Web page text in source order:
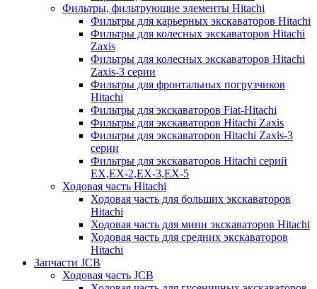
Фильтры, фильтрующие элементы Hitachi
Фильтры для карьерных экскаваторов Hitachi
Фильтры для колесных экскаваторов Hitachi
Zaxis
Фильтры для колесных экскаваторов Hitachi
Zaxis-3 серии
Фильтры для фронтальных погрузчиков
Hitachi
Фильтры для экскаваторов Fiat-Hitachi
Фильтры для экскаваторов Hitachi Zaxis
Фильтры для экскаваторов Hitachi Zaxis-3
серии
Фильтры для экскаваторов Hitachi серий
EX,EX-2,EX-3,EX-5
Ходовая часть Hitachi
Ходовая часть для больших экскаваторов
Hitachi
Ходовая часть для мини экскаваторов Hitachi
Ходовая часть для средних экскаваторов
Hitachi
Запчасти JCB
Ходовая часть JCB